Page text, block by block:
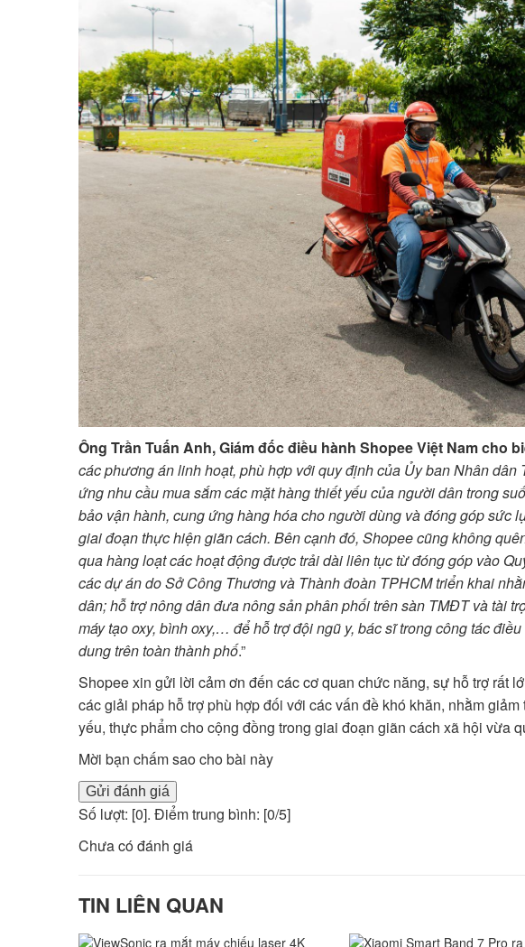
Ông Trần Tuấn Anh, Giám đốc điều hành Shopee Việt Nam cho
các phương án linh hoạt, phù hợp với quy định của Ủy ban Nhân
ứng nhu cầu mua sắm các mặt hàng thiết yếu của người dân trong
bảo vận hành, cung ứng hàng hóa cho người dùng và đóng góp sức
giai đoạn thực hiện giãn cách. Bên cạnh đó, Shopee cũng không
qua hàng loạt các hoạt động được trải dài liên tục từ đóng góp vào
các dự án do Sở Công Thương và Thành đoàn TPHCM triển khai
dân; hỗ trợ nông dân đưa nông sản phân phối trên sàn TMĐT và tài
máy tạo oxy, bình oxy,… để hỗ trợ đội ngũ y, bác sĩ trong công tác
dung trên toàn thành phố.”
Shopee xin gửi lời cảm ơn đến các cơ quan chức năng, sự hỗ trợ rất
các giải pháp hỗ trợ phù hợp đối với các vấn đề khó khăn, nhằm
yếu, thực phẩm cho cộng đồng trong giai đoạn giãn cách xã hội vừa
Mời bạn chấm sao cho bài này
Gửi đánh giá
Số lượt: [0]. Điểm trung bình: [0/5]
Chưa có đánh giá
TIN LIÊN QUAN